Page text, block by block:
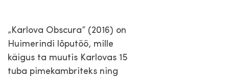
„Karlova Obscura“ (2016) on
Huimerindi lõputöö, mille
käigus ta muutis Karlovas 15
tuba pimekambriteks ning